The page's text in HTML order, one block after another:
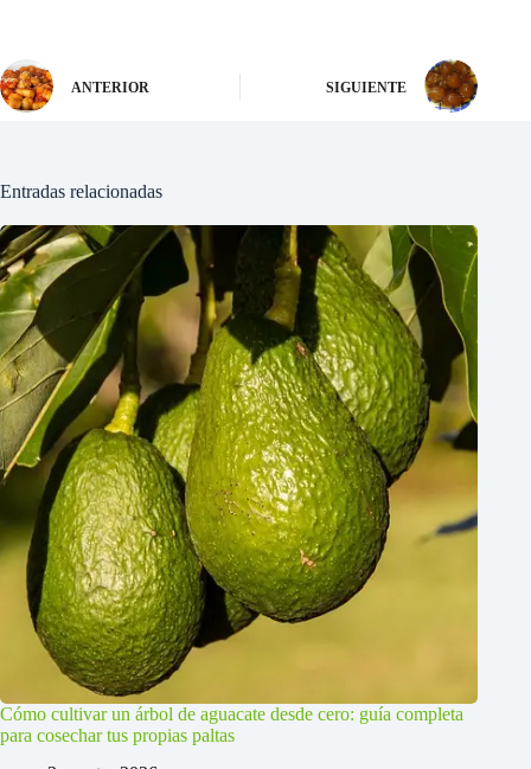
ANTERIOR SIGUIENTE
Entradas relacionadas
Cómo cultivar un árbol de aguacate desde cero: guía completa
para cosechar tus propias paltas